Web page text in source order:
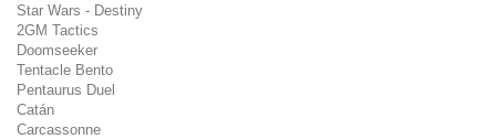
Star Wars - Destiny
2GM Tactics
Doomseeker
Tentacle Bento
Pentaurus Duel
Catán
Carcassonne